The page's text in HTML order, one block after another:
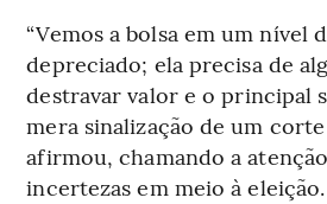
“Vemos a bolsa em um nível
depreciado; ela precisa de
destravar valor e o principal
mera sinalização de um corte
afirmou, chamando a
incertezas em meio à eleição.